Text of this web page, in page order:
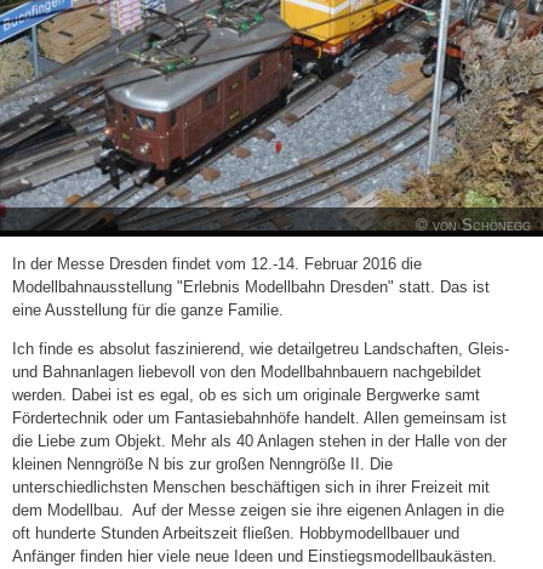
© von Schönegg
In der Messe Dresden findet vom 12.-14. Februar 2016 die
Modellbahnausstellung "Erlebnis Modellbahn Dresden" statt. Das ist
eine Ausstellung für die ganze Familie.
Ich finde es absolut faszinierend, wie detailgetreu Landschaften, Gleis-
und Bahnanlagen liebevoll von den Modellbahnbauern nachgebildet
werden. Dabei ist es egal, ob es sich um originale Bergwerke samt
Fördertechnik oder um Fantasiebahnhöfe handelt. Allen gemeinsam ist
die Liebe zum Objekt. Mehr als 40 Anlagen stehen in der Halle von der
kleinen Nenngröße N bis zur großen Nenngröße II. Die
unterschiedlichsten Menschen beschäftigen sich in ihrer Freizeit mit
dem Modellbau. Auf der Messe zeigen sie ihre eigenen Anlagen in die
oft hunderte Stunden Arbeitszeit fließen. Hobbymodellbauer und
Anfänger finden hier viele neue Ideen und Einstiegsmodellbaukästen.